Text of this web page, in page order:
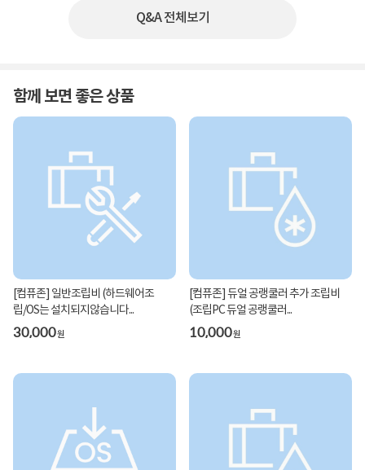
Q&A 전체보기
함께 보면 좋은 상품
[컴퓨존] 일반조립비 (하드웨어조
립/OS는 설치되지않습니다...
30,000원
[컴퓨존] 듀얼 공랭쿨러 추가 조립비
(조립PC 듀얼 공랭쿨러...
10,000원